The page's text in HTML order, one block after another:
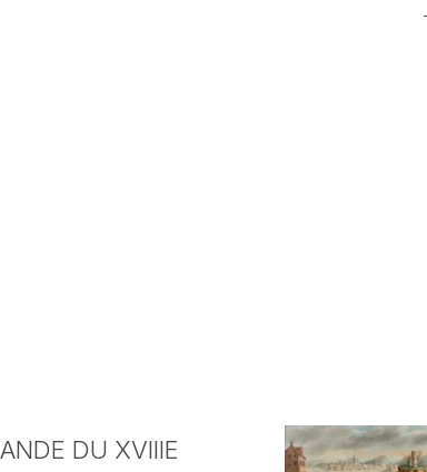
DU XVIIIE